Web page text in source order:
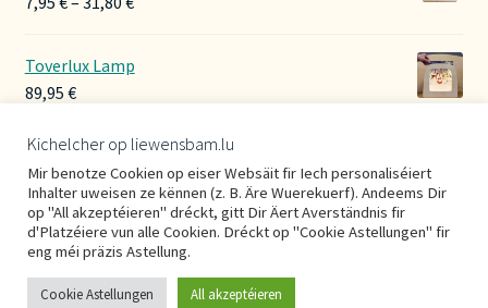
Toverlux Lamp
89,95 €
Hoerbänner Wollwalk
29,00€
Kichelcher op liewensbam.lu
Mir benotze Cookien op eiser Websäit fir Iech personaliséiert
Inhalter uweisen ze kënnen (z. B. Äre Wuerekuerf). Andeems Dir
op "All akzeptéieren" dréckt, gitt Dir Äert Averständnis fir
d'Platzéiere vun alle Cookien. Dréckt op "Cookie Astellungen" fir
eng méi präzis Astellung.
Cookie Astellungen All akzeptéieren